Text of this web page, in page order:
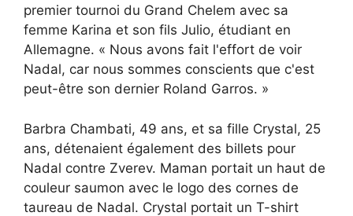
premier tournoi du Grand Chelem avec sa
femme Karina et son fils Julio, étudiant en
Allemagne. « Nous avons fait l'effort de voir
Nadal, car nous sommes conscients que c'est
peut-être son dernier Roland Garros. »
Barbra Chambati, 49 ans, et sa fille Crystal, 25
ans, détenaient également des billets pour
Nadal contre Zverev. Maman portait un haut de
couleur saumon avec le logo des cornes de
taureau de Nadal. Crystal portait un T-shirt